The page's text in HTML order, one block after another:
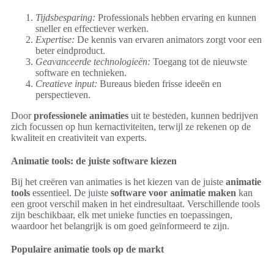
Tijdsbesparing: Professionals hebben ervaring en kunnen
sneller en effectiever werken.
Expertise: De kennis van ervaren animators zorgt voor een
beter eindproduct.
Geavanceerde technologieën: Toegang tot de nieuwste
software en technieken.
Creatieve input: Bureaus bieden frisse ideeën en
perspectieven.
Doorprofessionele animaties uit te besteden, kunnen bedrijven
zich focussen op hun kernactiviteiten, terwijl ze rekenen op de
kwaliteit en creativiteit van experts.
Animatie tools: de juiste software kiezen
Bij het creëren van animaties is het kiezen van de juiste animatie
tools essentieel. De juiste software voor animatie maken kan
een groot verschil maken in het eindresultaat. Verschillende tools
zijn beschikbaar, elk met unieke functies en toepassingen,
waardoor het belangrijk is om goed geïnformeerd te zijn.
Populaire animatie tools op de markt